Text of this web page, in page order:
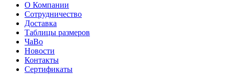
О Компании
Сотрудничество
Доставка
Таблицы размеров
ЧаВо
Новости
Контакты
Сертификаты